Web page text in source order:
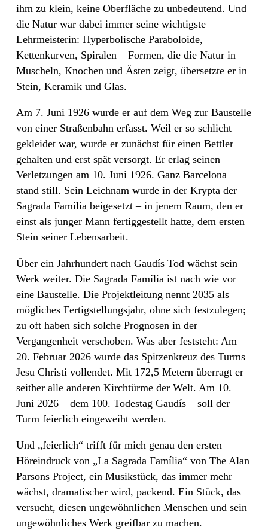
ihm zu klein, keine Oberfläche zu unbedeutend. Und
die Natur war dabei immer seine wichtigste
Lehrmeisterin: Hyperbolische Paraboloide,
Kettenkurven, Spiralen – Formen, die die Natur in
Muscheln, Knochen und Ästen zeigt, übersetzte er in
Stein, Keramik und Glas.
Am 7. Juni 1926 wurde er auf dem Weg zur Baustelle
von einer Straßenbahn erfasst. Weil er so schlicht
gekleidet war, wurde er zunächst für einen Bettler
gehalten und erst spät versorgt. Er erlag seinen
Verletzungen am 10. Juni 1926. Ganz Barcelona
stand still. Sein Leichnam wurde in der Krypta der
Sagrada Família beigesetzt – in jenem Raum, den er
einst als junger Mann fertiggestellt hatte, dem ersten
Stein seiner Lebensarbeit.
Über ein Jahrhundert nach Gaudís Tod wächst sein
Werk weiter. Die Sagrada Família ist nach wie vor
eine Baustelle. Die Projektleitung nennt 2035 als
mögliches Fertigstellungsjahr, ohne sich festzulegen;
zu oft haben sich solche Prognosen in der
Vergangenheit verschoben. Was aber feststeht: Am
20. Februar 2026 wurde das Spitzenkreuz des Turms
Jesu Christi vollendet. Mit 172,5 Metern überragt er
seither alle anderen Kirchtürme der Welt. Am 10.
Juni 2026 – dem 100. Todestag Gaudís – soll der
Turm feierlich eingeweiht werden.
Und „feierlich“ trifft für mich genau den ersten
Höreindruck von „La Sagrada Família“ von The Alan
Parsons Project, ein Musikstück, das immer mehr
wächst, dramatischer wird, packend. Ein Stück, das
versucht, diesen ungewöhnlichen Menschen und sein
ungewöhnliches Werk greifbar zu machen.